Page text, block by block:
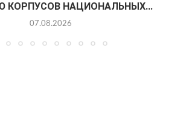
КОРПУСОВ НАЦИОНАЛЬНЫХ...
07.08.2026